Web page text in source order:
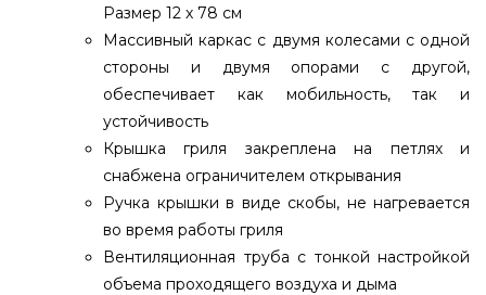
Размер 12 х 78 см
Массивный каркас с двумя колесами с одной
стороны и двумя опорами с другой,
обеспечивает как мобильность, так и
устойчивость
Крышка гриля закреплена на петлях и
снабжена ограничителем открывания
Ручка крышки в виде скобы, не нагревается
во время работы гриля
Вентиляционная труба с тонкой настройкой
объема проходящего воздуха и дыма